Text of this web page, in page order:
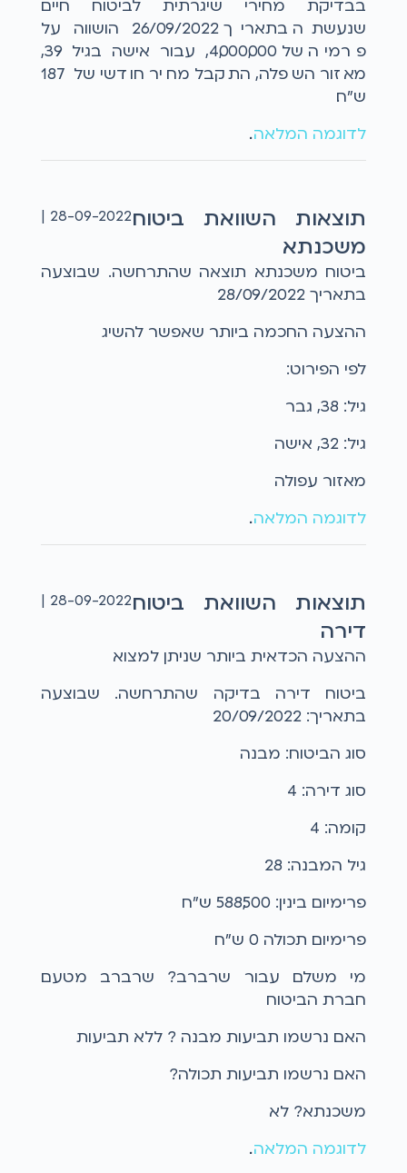
בבדיקת מחירי שיגרתית לביטוח חיים
שנעשתה בתאריך 26/09/2022 הושווה על
פרמיה של 4,000,000, עבור אישה בגיל 39,
מאזור השפלה, התקבל מחיר חודשי של 187
ש"ח.
לדוגמה המלאה...
28-09-2022 |תוצאות השוואת ביטוח
משכנתא
ביטוח משכנתא תוצאה שהתרחשה. שבוצעה
בתאריך 28/09/2022
ההצעה החכמה ביותר שאפשר להשיג
לפי הפירוט:
גיל: 38, גבר
גיל: 32, אישה
מאזור עפולה
לדוגמה המלאה...
28-09-2022 |תוצאות השוואת ביטוח
דירה
ההצעה הכדאית ביותר שניתן למצוא
ביטוח דירה בדיקה שהתרחשה. שבוצעה
בתאריך: 20/09/2022
סוג הביטוח: מבנה
סוג דירה: 4
קומה: 4
גיל המבנה: 28
פרימיום בינין: 588,500 ש"ח
פרימיום תכולה 0 ש"ח
מי משלם עבור שרברב? שרברב מטעם
חברת הביטוח
האם נרשמו תביעות מבנה ? ללא תביעות
האם נרשמו תביעות תכולה?
משכנתא? לא
לדוגמה המלאה...